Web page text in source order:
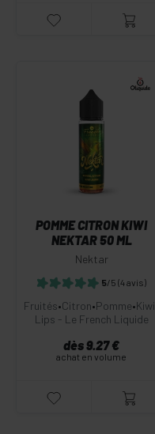
POMME CITRON KIWI
NEKTAR 50 ML
Nektar
5/5 (4 avis)
Fruités•Citron•Pomme•Kiwi
Lips - Le French Liquide
dès 9.27 €
achat en volume